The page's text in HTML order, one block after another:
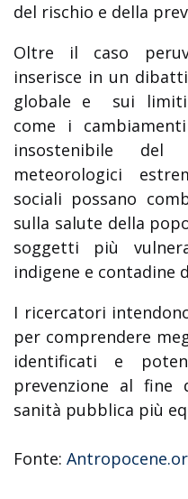
del rischio e della
Oltre il caso
inserisce in un
globale e sui limiti
come i
insostenibile
meteorologici
sociali possano
sulla salute della
soggetti più
indigene e contadine
I ricercatori
per comprendere
identificati e
prevenzione al fine
sanità pubblica più
Fonte: